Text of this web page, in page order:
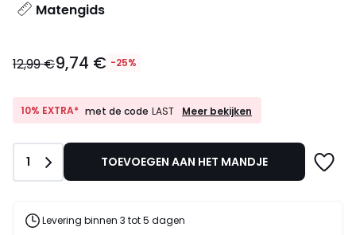
Matengids
€
van
€
25%
12,99 €9,74 € -25%
10% EXTRA* met de code LAST
10%
code
LAST
Meer bekijken
Aantal
1 TOEVOEGEN AAN HET MANDJE
Levering binnen 3 tot 5 dagen